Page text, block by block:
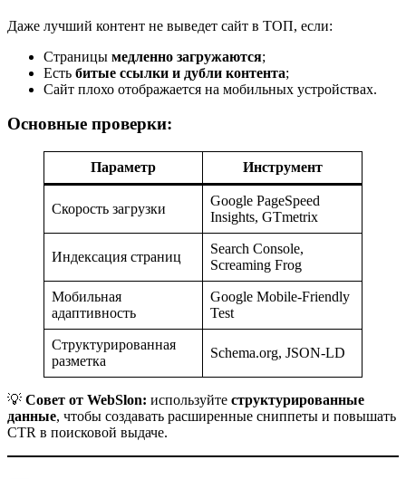
Даже лучший контент не выведет сайт в ТОП, если:
Страницы медленно загружаются;
Есть битые ссылки и дубли контента;
Сайт плохо отображается на мобильных устройствах.
Основные проверки:
Параметр Инструмент
Скорость загрузки
Google PageSpeed
Insights, GTmetrix
Индексация страниц
Search Console,
Screaming Frog
Мобильная
адаптивность
Google Mobile-Friendly
Test
Структурированная
разметка
Schema.org, JSON-LD
💡 Совет от WebSlon: используйте структурированные
данные, чтобы создавать расширенные сниппеты и повышать
CTR в поисковой выдаче.